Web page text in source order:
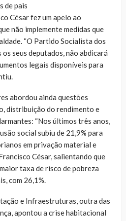
de pais
César fez um apelo ao
não implemente medidas que
“O Partido Socialista dos
seus deputados, não abdicará
legais disponíveis para
abordou ainda questões
distribuição do rendimento e
“Nos últimos três anos,
social subiu de 21,9% para
em privação material e
César, salientando que
taxa de risco de pobreza
com 26,1%.
e Infraestruturas, outra das
apontou a crise habitacional